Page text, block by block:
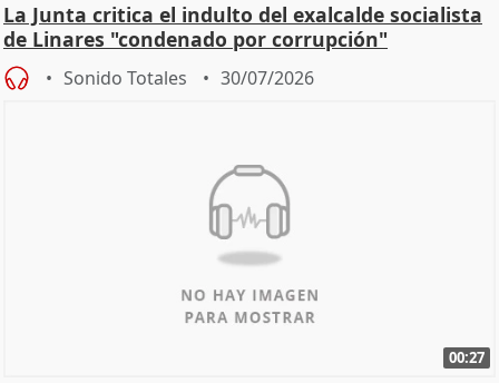
La Junta critica el indulto del exalcalde socialista
de Linares "condenado por corrupción"
Sonido Totales 30/07/2026
00:27